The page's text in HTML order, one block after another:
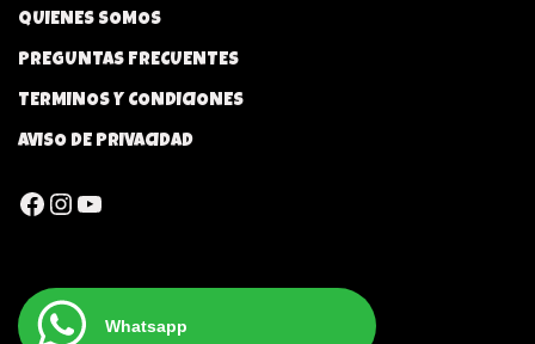
QUIENES SOMOS
PREGUNTAS FRECUENTES
TERMINOS Y CONDICIONES
AVISO DE PRIVACIDAD
Whatsapp